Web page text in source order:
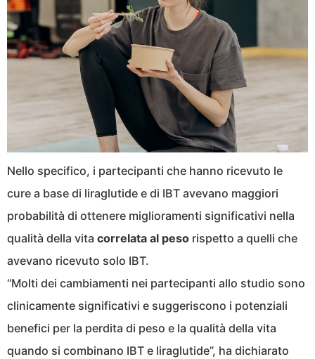
Nello specifico, i partecipanti che hanno ricevuto le
cure a base di liraglutide e di IBT avevano maggiori
probabilità di ottenere miglioramenti significativi nella
qualità della vita correlata al peso rispetto a quelli che
avevano ricevuto solo IBT.
“Molti dei cambiamenti nei partecipanti allo studio sono
clinicamente significativi e suggeriscono i potenziali
benefici per la perdita di peso e la qualità della vita
quando si combinano IBT e liraglutide”, ha dichiarato